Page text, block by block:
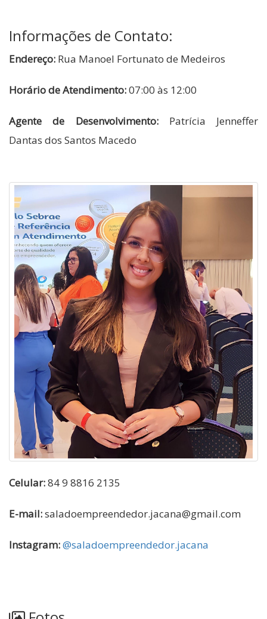
Informações de Contato:
Endereço: Rua Manoel Fortunato de Medeiros
Horário de Atendimento:07:00 às 12:00
Agente de Desenvolvimento:Patrícia Jenneffer
Dantas dos Santos Macedo
Celular:84 9 8816 2135
E-mail:saladoempreendedor.jacana@gmail.com
Instagram:@saladoempreendedor.jacana